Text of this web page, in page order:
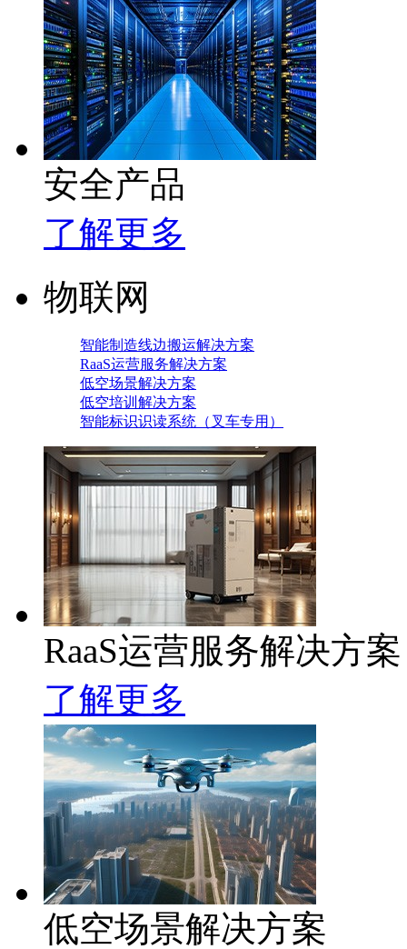
安全产品
了解更多
物联网
智能制造线边搬运解决方案
RaaS运营服务解决方案
低空场景解决方案
低空培训解决方案
智能标识识读系统（叉车专用）
RaaS运营服务解决方案
了解更多
低空场景解决方案